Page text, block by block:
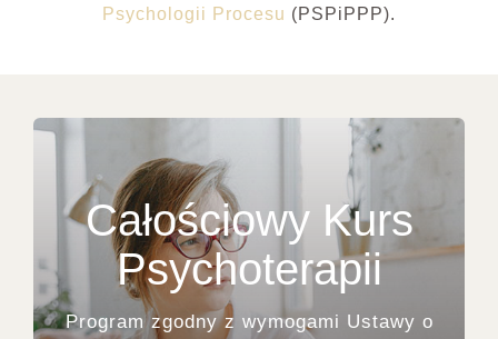
Psychologii Procesu (PSPiPPP).
Całościowy Kurs
Psychoterapii
Program zgodny z wymogami Ustawy o